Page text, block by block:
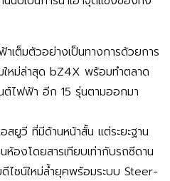
เต็มตัวอย่างเป็นทางการด้วยการ
หม่ล่าสุด bZ4X พร้อมทำตลาด
ต์ไฟฟ้า อีก 15 รุ่นตามออกมา
สยูวี ที่มีด้านหน้าสั้น แต่ระยะฐาน
องโดยสารเทียบเท่ากับรถซีดาน
ซน์ใหม่ล้ำยุคพร้อมระบบ Steer-